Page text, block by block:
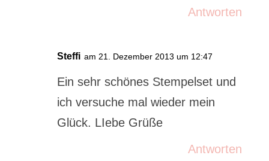
Antworten
Steffi am 21. Dezember 2013 um 12:47
Ein sehr schönes Stempelset und
ich versuche mal wieder mein
Glück. LIebe Grüße
Antworten